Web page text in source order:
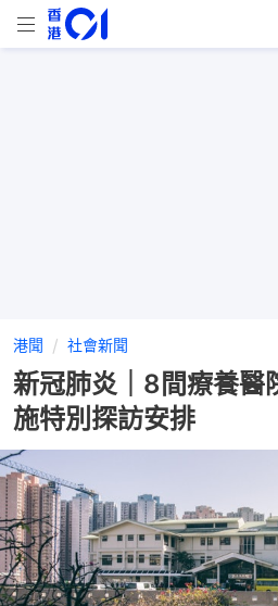
港聞 社會新聞
新冠肺炎｜8間療養醫
施特別探訪安排